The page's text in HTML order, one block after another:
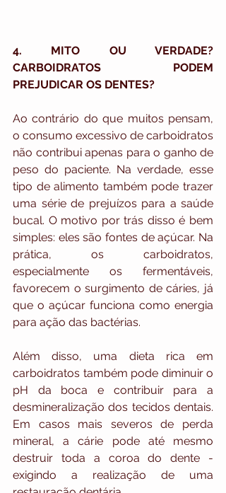
4. MITO OU VERDADE?
CARBOIDRATOS PODEM
PREJUDICAR OS DENTES?
Ao contrário do que muitos pensam,
o consumo excessivo de carboidratos
não contribui apenas para o ganho de
peso do paciente. Na verdade, esse
tipo de alimento também pode trazer
uma série de prejuízos para a saúde
bucal. O motivo por trás disso é bem
simples: eles são fontes de açúcar. Na
prática, os carboidratos,
especialmente os fermentáveis,
favorecem o surgimento de cáries, já
que o açúcar funciona como energia
para ação das bactérias.
Além disso, uma dieta rica em
carboidratos também pode diminuir o
pH da boca e contribuir para a
desmineralização dos tecidos dentais.
Em casos mais severos de perda
mineral, a cárie pode até mesmo
destruir toda a coroa do dente -
exigindo a realização de uma